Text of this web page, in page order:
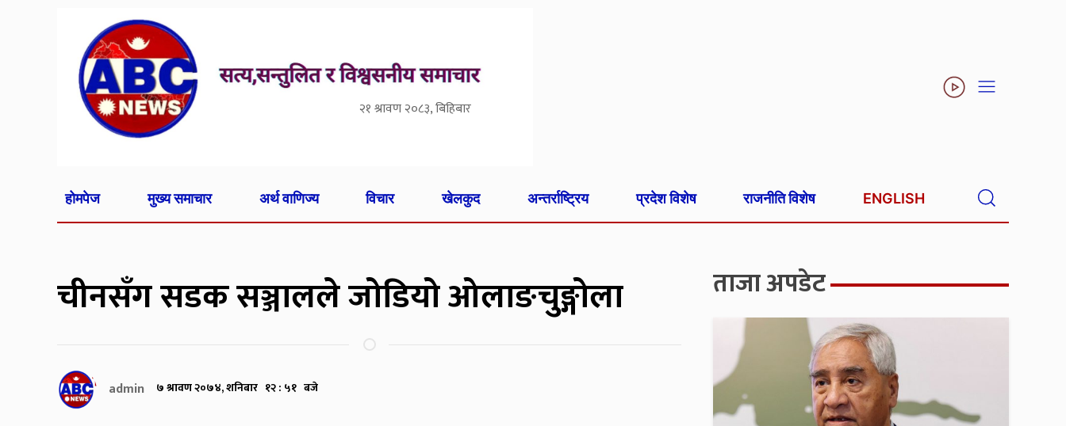
२१ श्रावण २०८३, बिहिबार
होमपेज मुख्य समाचार अर्थ वाणिज्य विचार खेलकुद अन्तर्राष्ट्रिय प्रदेश विशेष राजनीति विशेष ENGLISH
चीनसँग सडक सञ्जालले जोडियो ओलाङचुङ्गोला
admin ७ श्रावण २०७४, शनिबार १२ : ५१ बजे
ताजा अपडेट